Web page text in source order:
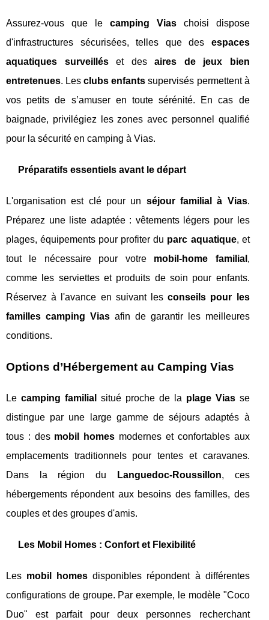
Assurez-vous que le camping Viaschoisi dispose
d'infrastructures sécurisées, telles que des espaces
aquatiques surveilléset desaires de jeux bien
entretenues. Lesclubs enfants supervisés permettent à
vos petits de s’amuser en toute sérénité. En cas de
baignade, privilégiez les zones avec personnel qualifié
pour la sécurité en camping à Vias.
Préparatifs essentiels avant le départ
L'organisation est clé pour un séjour familial à Vias.
Préparez une liste adaptée : vêtements légers pour les
plages, équipements pour profiter du parc aquatique, et
tout le nécessaire pour votre mobil-home familial ,
comme les serviettes et produits de soin pour enfants.
Réservez à l'avance en suivant lesconseils pour les
familles camping Viasafin de garantir les meilleures
conditions.
Options d’Hébergement au Camping Vias
Le camping familial situé proche de la plage Viasse
distingue par une large gamme de séjours adaptés à
tous : des mobil homes modernes et confortables aux
emplacements traditionnels pour tentes et caravanes.
Dans la région du
Languedoc-Roussillon, ces
hébergements répondent aux besoins des familles, des
couples et des groupes d'amis.
Les Mobil Homes : Confort et Flexibilité
Les mobil homes disponibles répondent à différentes
configurations de groupe. Par exemple, le modèle "Coco
Duo" est parfait pour deux personnes recherchant